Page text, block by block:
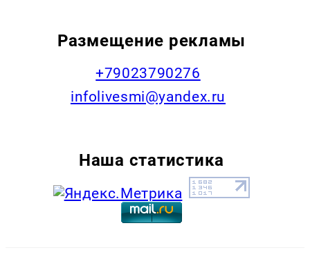
Размещение рекламы
+79023790276
infolivesmi@yandex.ru
Наша статистика